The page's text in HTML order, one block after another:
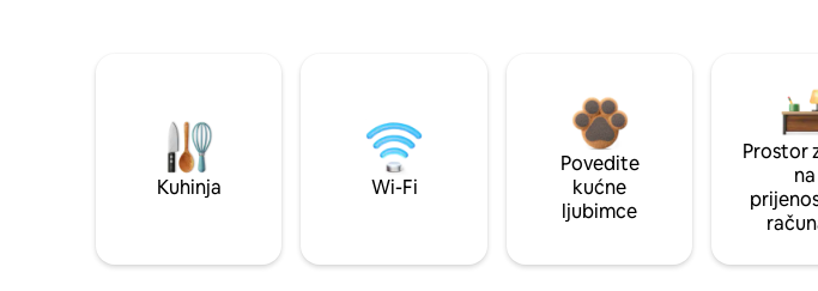
Kuhinja Wi-Fi
Povedite
kućne
ljubimce
Prostor
na